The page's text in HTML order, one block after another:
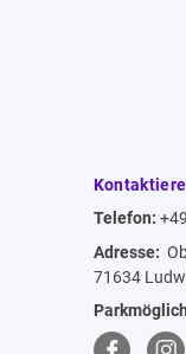
Telefon:
Adresse:
71634